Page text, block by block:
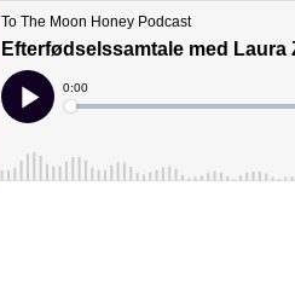
To The Moon Honey Podcast
Efterfødselssamtale med Laura
Play
Current
Time
0:00
Loaded: